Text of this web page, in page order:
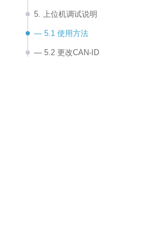
5. 上位机调试说明
— 5.1 使用方法
— 5.2 更改CAN-ID